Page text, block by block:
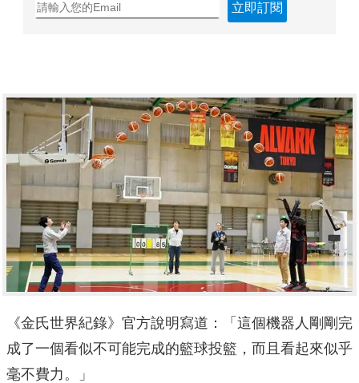
立即訂閱
《金氏世界紀錄》官方說明寫道：「這個機器人剛剛完
成了一個看似不可能完成的籃球投籃，而且看起來似乎
毫不費力。」